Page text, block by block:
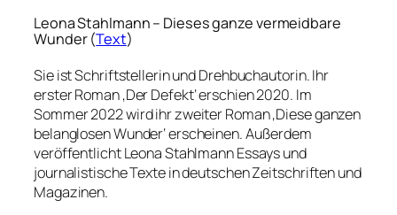
Leona Stahlmann – Dieses ganze vermeidbare
Wunder (Text)
Sie ist Schriftstellerin und Drehbuchautorin. Ihr
erster Roman ‚Der Defekt‘ erschien 2020. Im
Sommer 2022 wird ihr zweiter Roman ‚Diese ganzen
belanglosen Wunder‘ erscheinen. Außerdem
veröffentlicht Leona Stahlmann Essays und
journalistische Texte in deutschen Zeitschriften und
Magazinen.